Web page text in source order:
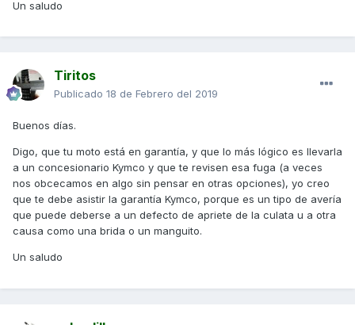
Un saludo
Tiritos
Publicado 18 de Febrero del 2019
Buenos días.
Digo, que tu moto está en garantía, y que lo más lógico es llevarla
a un concesionario Kymco y que te revisen esa fuga (a veces
nos obcecamos en algo sin pensar en otras opciones), yo creo
que te debe asistir la garantía Kymco, porque es un tipo de avería
que puede deberse a un defecto de apriete de la culata u a otra
causa como una brida o un manguito.
Un saludo